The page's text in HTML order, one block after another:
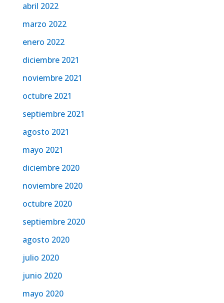
abril 2022
marzo 2022
enero 2022
diciembre 2021
noviembre 2021
octubre 2021
septiembre 2021
agosto 2021
mayo 2021
diciembre 2020
noviembre 2020
octubre 2020
septiembre 2020
agosto 2020
julio 2020
junio 2020
mayo 2020